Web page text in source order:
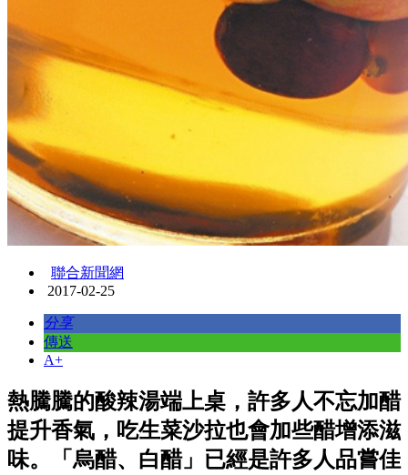
聯合新聞網
2017-02-25
分享
傳送
A+
熱騰騰的酸辣湯端上桌，許多人不忘加醋
提升香氣，吃生菜沙拉也會加些醋增添滋
味。「烏醋、白醋」已經是許多人品嘗佳